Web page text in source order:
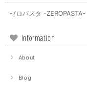
ゼロパスタ -ZEROPASTA-
Information
About
Blog